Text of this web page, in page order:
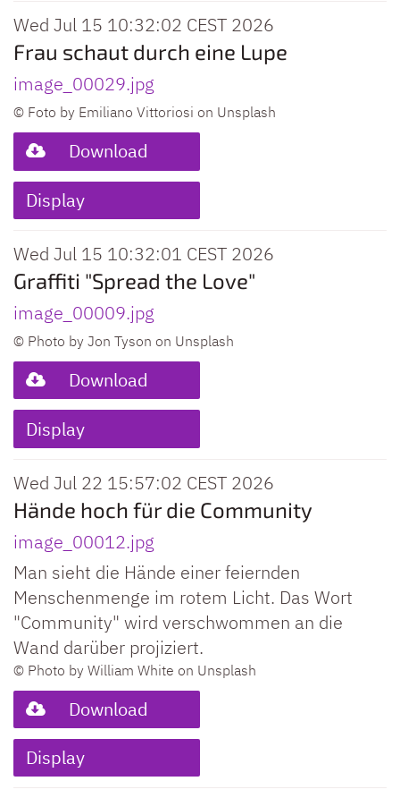
Wed Jul 15 10:32:02 CEST 2026
Frau schaut durch eine Lupe
image_00029.jpg
© Foto by Emiliano Vittoriosi on Unsplash
Download
Display
Wed Jul 15 10:32:01 CEST 2026
Graffiti "Spread the Love"
image_00009.jpg
© Photo by Jon Tyson on Unsplash
Download
Display
Wed Jul 22 15:57:02 CEST 2026
Hände hoch für die Community
image_00012.jpg
Man sieht die Hände einer feiernden
Menschenmenge im rotem Licht. Das Wort
"Community" wird verschwommen an die
Wand darüber projiziert.
© Photo by William White on Unsplash
Download
Display